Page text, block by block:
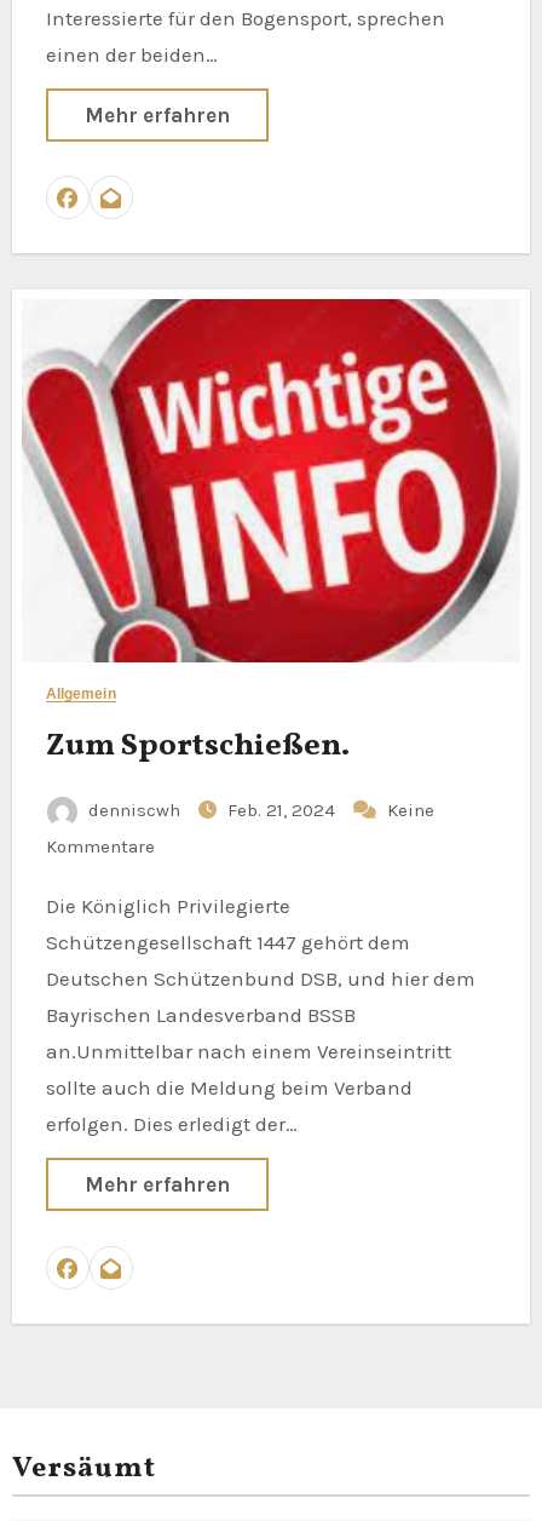
Interessierte für den Bogensport, sprechen
einen der beiden…
Mehr erfahren
Allgemein
Zum Sportschießen.
denniscwh Feb. 21, 2024
Keine
Kommentare
Die Königlich Privilegierte
Schützengesellschaft 1447 gehört dem
Deutschen Schützenbund DSB, und hier dem
Bayrischen Landesverband BSSB
an.Unmittelbar nach einem Vereinseintritt
sollte auch die Meldung beim Verband
erfolgen. Dies erledigt der…
Mehr erfahren
Versäumt